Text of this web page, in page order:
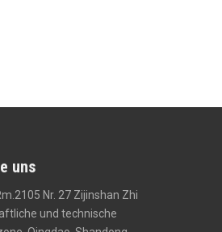
uns
Nr. 27 Zijinshan Zhi
und technische